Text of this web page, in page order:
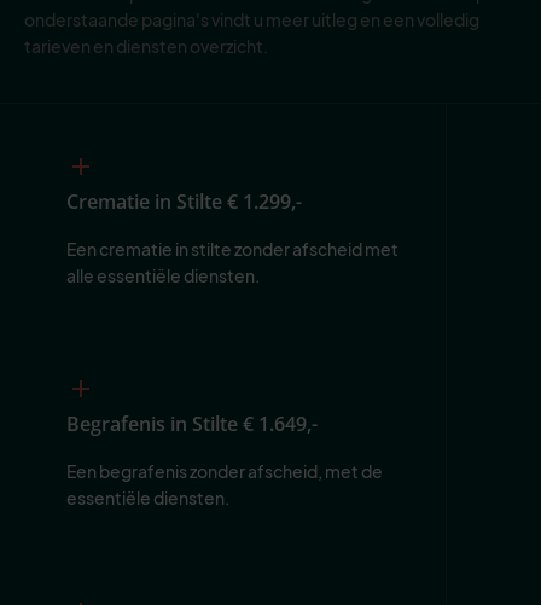
onderstaande pagina's vindt u meer uitleg en een volledig
tarieven en diensten overzicht.
Crematie in Stilte€ 1.299,-
Een crematie in stilte zonder afscheid met
alle essentiële diensten.
Begrafenis in Stilte€ 1.649,-
Een begrafenis zonder afscheid, met de
essentiële diensten.